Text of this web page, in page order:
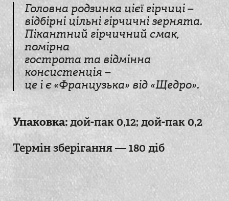
Головна родзинка цієї гірчиці –
відбірні цільні гірчичні зернята.
Пікантний гірчичний смак,
помірна
гострота та відмінна
консистенція –
це і є «Французька» від «Щедро».
Упаковка:дой-пак 0,12;дой-пак 0,2
Термін зберігання — 180 діб